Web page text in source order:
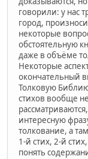
говорили: у нас
город,
некоторые
обстоятельную
даже в объёме
Некоторые
окончательный
Толковую
стихов вообще
интересную
толкование, а
1-й стих, 2-й
понять